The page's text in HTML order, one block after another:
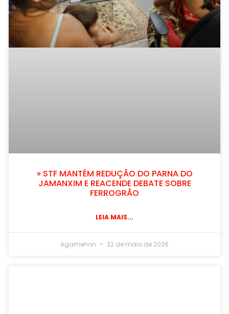
» STF MANTÉM REDUÇÃO DO PARNA DO
JAMANXIM E REACENDE DEBATE SOBRE
FERROGRÃO
LEIA MAIS...
Agamenon 22 de maio de 2026